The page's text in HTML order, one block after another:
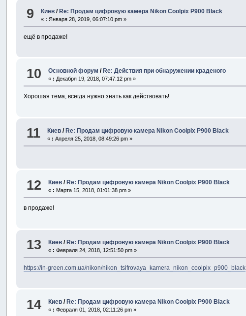
9 Киев/ Re: Продам цифровую камера Nikon Coolpix P900 Black
« : Января 28, 2019, 06:07:10 pm »
ещё в продаже!
10 Основной форум / Re: Действия при обнаружении краденого
« : Декабря 19, 2018, 07:47:12 pm »
Хорошая тема, всегда нужно знать как действовать!
11 Киев/Re: Продам цифровую камера Nikon Coolpix P900 Black
« : Апреля 25, 2018, 08:49:26 pm »
12 Киев/ Re: Продам цифровую камера Nikon Coolpix P900 Black
« : Марта 15, 2018, 01:01:38 pm »
в продаже!
13 Киев/Re: Продам цифровую камера Nikon Coolpix P900 Black
« : Февраля 24, 2018, 12:51:50 pm »
https://in-green.com.ua/nikon/nikon_tsifrovaya_kamera_nikon_coolpix_p900_black
14 Киев/ Re: Продам цифровую камера Nikon Coolpix P900 Black
« : Февраля 01, 2018, 02:11:26 pm »